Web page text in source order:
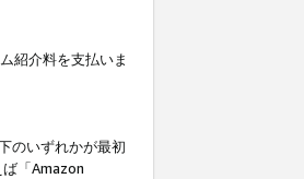
紹介料を支払いま
のいずれかが最初
「Amazon